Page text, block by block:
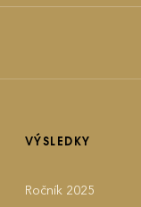
VÝSLEDKY
Ročník 2025